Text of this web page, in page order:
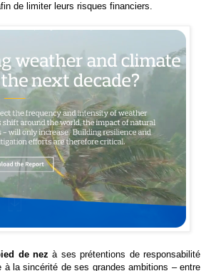
de limiter leurs risques financiers.
de nez à ses prétentions de responsabilité
la sincérité de ses grandes ambitions – entre